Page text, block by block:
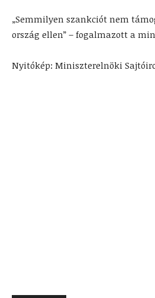
„Semmilyen szankciót nem
ország ellen” – fogalmazott a
Nyitókép: Miniszterelnöki